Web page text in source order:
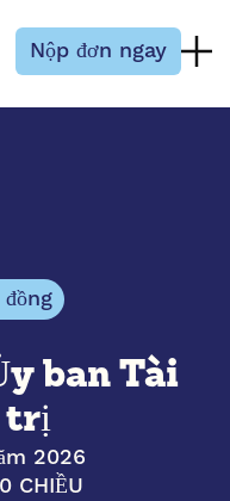
Nộp đơn ngay
ban Tài
trị
2026
CHIỀU